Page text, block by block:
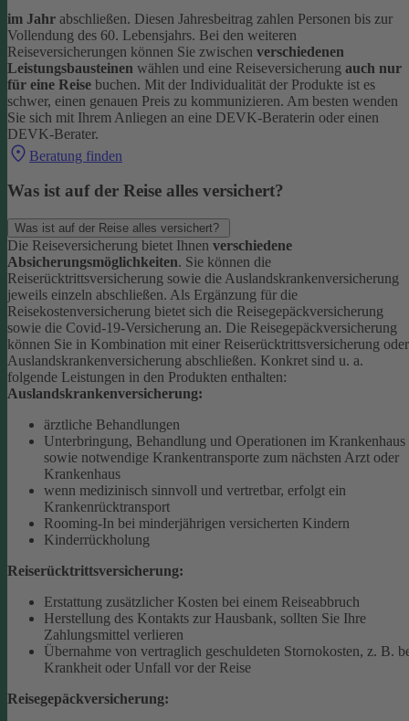
im Jahr abschließen. Diesen Jahresbeitrag zahlen Personen bis zur
Vollendung des 60. Lebensjahrs. Bei den weiteren
Reiseversicherungen können Sie zwischen verschiedenen
Leistungsbausteinen wählen und eine Reiseversicherung auch nur
für eine Reise buchen. Mit der Individualität der Produkte ist es
schwer, einen genauen Preis zu kommunizieren. Am besten wenden
Sie sich mit Ihrem Anliegen an eine DEVK-Beraterin oder einen
DEVK-Berater.
Beratung finden
Was ist auf der Reise alles versichert?
Was ist auf der Reise alles versichert?
Die Reiseversicherung bietet Ihnen verschiedene
Absicherungsmöglichkeiten. Sie können die
Reiserücktrittsversicherung sowie die Auslandskrankenversicherung
jeweils einzeln abschließen. Als Ergänzung für die
Reisekostenversicherung bietet sich die Reisegepäckversicherung
sowie die Covid-19-Versicherung an. Die Reisegepäckversicherung
können Sie in Kombination mit einer Reiserücktrittsversicherung oder
Auslandskrankenversicherung abschließen. Konkret sind u. a.
folgende Leistungen in den Produkten enthalten:
Auslandskrankenversicherung:
ärztliche Behandlungen
Unterbringung, Behandlung und Operationen im Krankenhaus
sowie notwendige Krankentransporte zum nächsten Arzt oder
Krankenhaus
wenn medizinisch sinnvoll und vertretbar, erfolgt ein
Krankenrücktransport
Rooming-In bei minderjährigen versicherten Kindern
Kinderrückholung
Reiserücktrittsversicherung:
Erstattung zusätzlicher Kosten bei einem Reiseabbruch
Herstellung des Kontakts zur Hausbank, sollten Sie Ihre
Zahlungsmittel verlieren
Übernahme von vertraglich geschuldeten Stornokosten, z. B.
Krankheit oder Unfall vor der Reise
Reisegepäckversicherung: